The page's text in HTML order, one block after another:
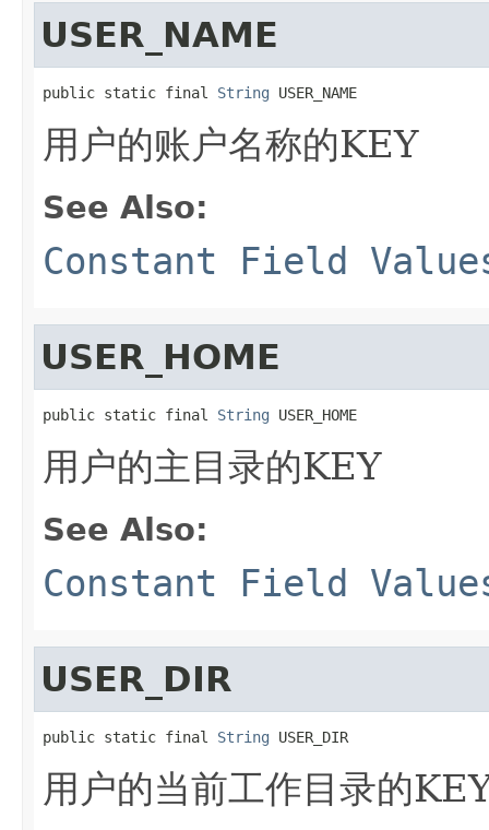
USER_NAME
public static final String USER_NAME
用户的账户名称的KEY
See Also:
Constant Field
USER_HOME
public static final String USER_HOME
用户的主目录的KEY
See Also:
Constant Field
USER_DIR
public static final String USER_DIR
用户的当前工作目录的